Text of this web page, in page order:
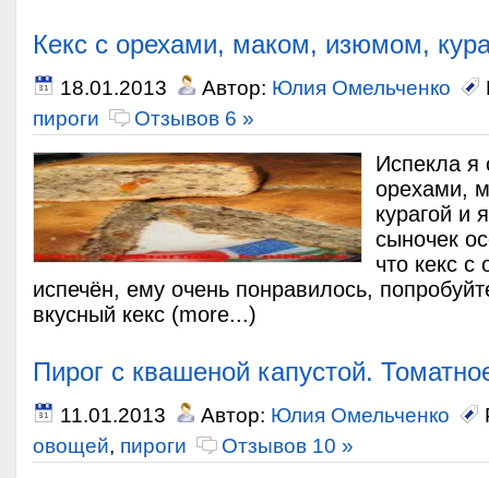
Кекс с орехами, маком, изюмом,
18.01.2013 Автор: Юлия Омельченко
пироги
Отзывов 6 »
Испекла я
орехами,
курагой и
сыночек
что кекс с
испечён, ему очень понравилось,
вкусный кекс (more...)
Пирог с квашеной капустой.
11.01.2013 Автор: Юлия Омельченко
овощей, пироги Отзывов 10 »